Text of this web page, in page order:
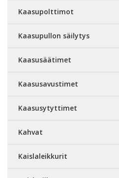
Kaasupolttimot
Kaasupullon säilytys
Kaasusäätimet
Kaasusavustimet
Kaasusytyttimet
Kahvat
Kaislaleikkurit